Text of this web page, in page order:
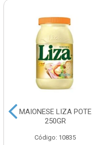
MAIONESE LIZA POTE
250GR
Código: 10835